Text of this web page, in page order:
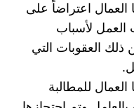
العمال اعتراضاً على
لأسباب
العقوبات التي
العمال للمطالبة